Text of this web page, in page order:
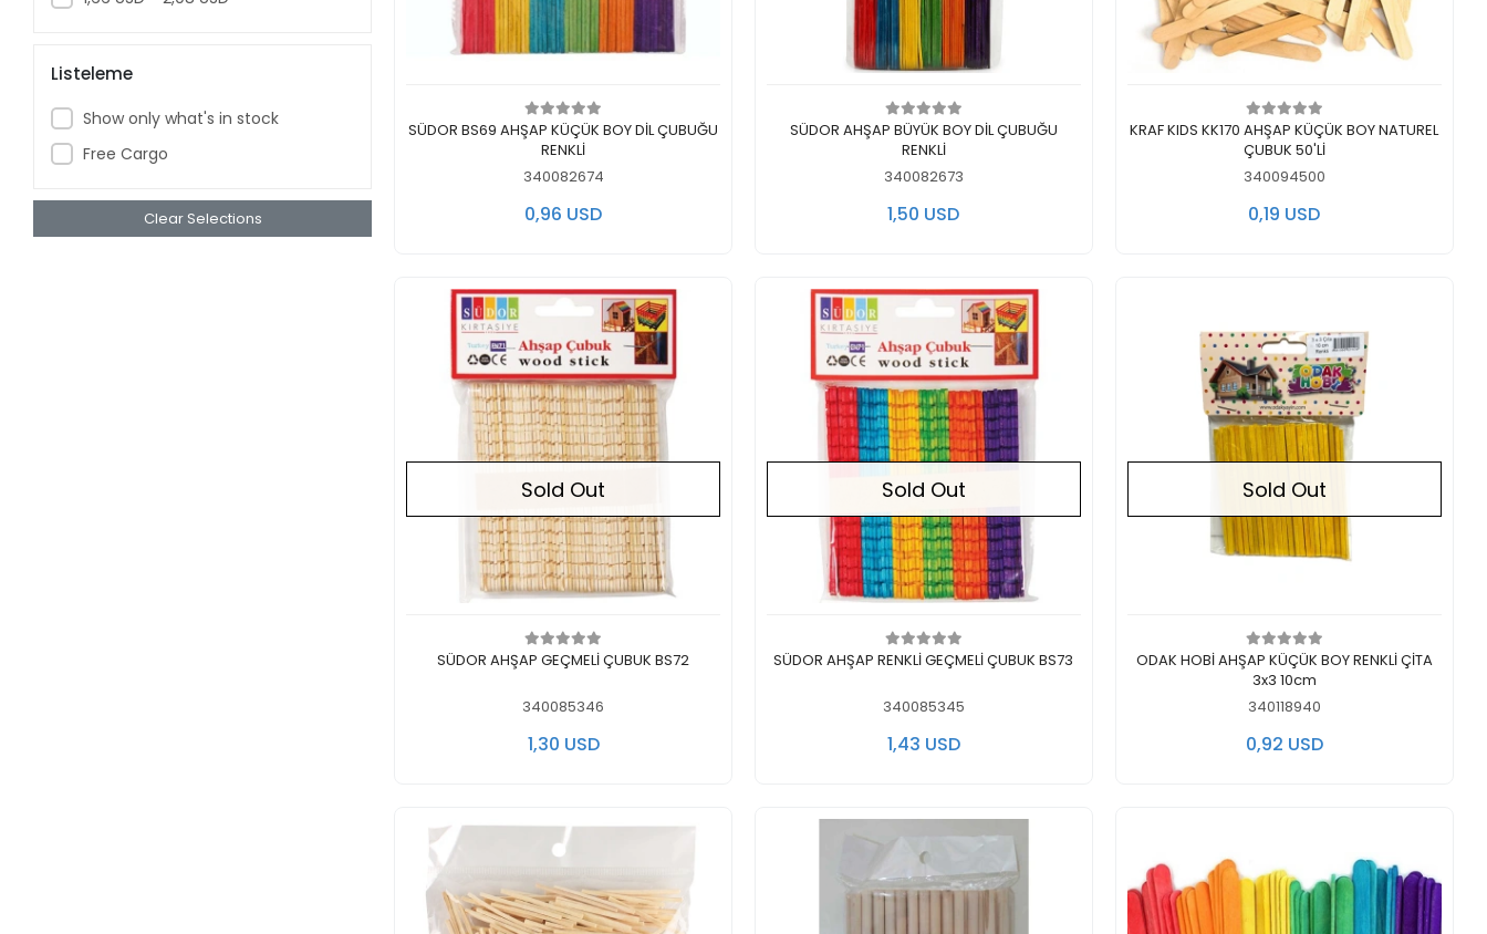
Listeleme
Show only what's in stock
Free Cargo
Clear Selections
Add to cart
SÜDOR BS69 AHŞAP KÜÇÜK BOY DİL ÇUBUĞU
RENKLİ
340082674
0,96 USD
Add to cart
SÜDOR AHŞAP BÜYÜK BOY DİL ÇUBUĞU
RENKLİ
340082673
1,50 USD
Out of stock
KRAF KIDS KK170 AHŞAP KÜÇÜK BOY NATUREL
ÇUBUK 50'Lİ
340094500
0,19 USD
Out of stock
Sold Out
SÜDOR AHŞAP GEÇMELİ ÇUBUK BS72
340085346
1,30 USD
Out of stock
Sold Out
SÜDOR AHŞAP RENKLİ GEÇMELİ ÇUBUK BS73
340085345
1,43 USD
Out of stock
Sold Out
ODAK HOBİ AHŞAP KÜÇÜK BOY RENKLİ ÇİTA
3x3 10cm
340118940
0,92 USD